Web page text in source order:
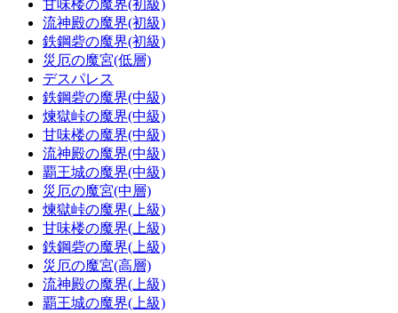
甘味楼の魔界(初級)
流神殿の魔界(初級)
鉄鋼砦の魔界(初級)
災厄の魔宮(低層)
デスパレス
鉄鋼砦の魔界(中級)
煉獄峠の魔界(中級)
甘味楼の魔界(中級)
流神殿の魔界(中級)
覇王城の魔界(中級)
災厄の魔宮(中層)
煉獄峠の魔界(上級)
甘味楼の魔界(上級)
鉄鋼砦の魔界(上級)
災厄の魔宮(高層)
流神殿の魔界(上級)
覇王城の魔界(上級)